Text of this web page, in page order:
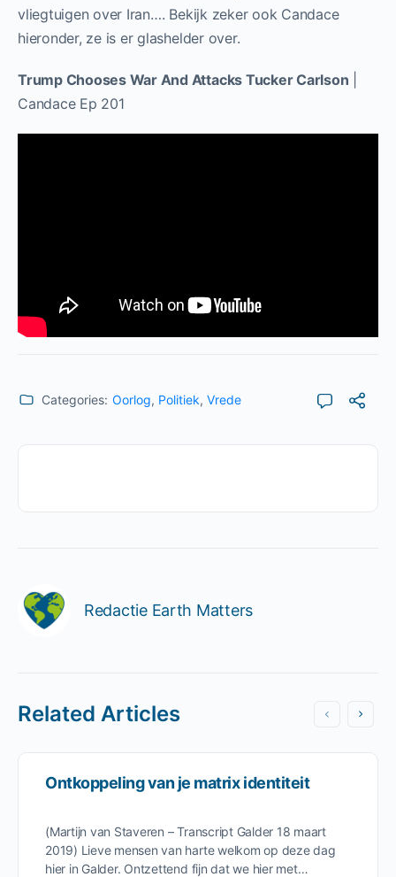
vliegtuigen over Iran…. Bekijk zeker ook Candace
hieronder, ze is er glashelder over.
Trump Chooses War And Attacks Tucker Carlson
Candace Ep 201
Categories: Oorlog, Politiek, Vrede
Redactie Earth Matters
Related Articles
Ontkoppeling van je matrix identiteit
(Martijn van Staveren – Transcript Galder 18 maart
2019) Lieve mensen van harte welkom op deze dag
hier in Galder. Ontzettend fijn dat we hier met…